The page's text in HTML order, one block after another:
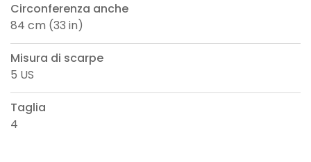
Circonferenza anche
84 cm (33 in)
Misura di scarpe
5 US
Taglia
4